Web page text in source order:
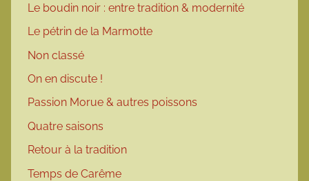
Le boudin noir : entre tradition & modernité
Le pétrin de la Marmotte
Non classé
On en discute !
Passion Morue & autres poissons
Quatre saisons
Retour à la tradition
Temps de Carême